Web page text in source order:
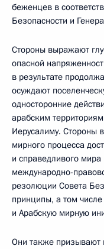
беженцев в
Безопасности и
Стороны выражают
опасной
в результате
осуждают
односторонние
арабским
Иерусалиму. Стороны
мирного процесса
и справедливого
международно-
резолюции Совета
принципы, а том
и Арабскую мирную
Они также призывают